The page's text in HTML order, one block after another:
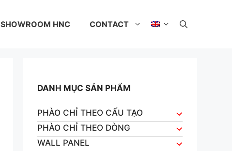
SHOWROOM HNC CONTACT
DANH MỤC SẢN PHẨM
PHÀO CHỈ THEO CẤU TẠO
PHÀO CHỈ THEO DÒNG
WALL PANEL